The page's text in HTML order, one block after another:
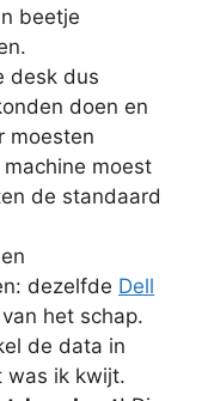
beetje
desk dus
doen en
moesten
moest
de standaard
dezelfde Dell
het schap.
de data in
was ik kwijt.